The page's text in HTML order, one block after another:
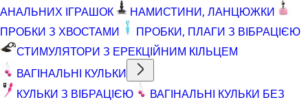
АНАЛЬНИХ ІГРАШОК
НАМИСТИНИ, ЛАНЦЮЖКИ
ПРОБКИ З ХВОСТАМИ
ПРОБКИ, ПЛАГИ З ВІБРАЦІЄЮ
СТИМУЛЯТОРИ З ЕРЕКЦІЙНИМ КІЛЬЦЕМ
ВАГІНАЛЬНІ КУЛЬКИ
КУЛЬКИ З ВІБРАЦІЄЮ
ВАГІНАЛЬНІ КУЛЬКИ БЕЗ